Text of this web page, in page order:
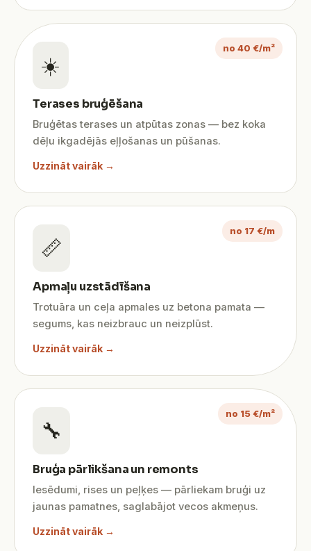
no 40 €/m²
☀️
Terases bruģēšana
Bruģētas terases un atpūtas zonas — bez koka
dēļu ikgadējās eļļošanas un pūšanas.
Uzzināt vairāk →
no 17 €/m
📏
Apmaļu uzstādīšana
Trotuāra un ceļa apmales uz betona pamata —
segums, kas neizbrauc un neizplūst.
Uzzināt vairāk →
no 15 €/m²
🔧
Bruģa pārlikšana un remonts
Iesēdumi, rises un peļķes — pārliekam bruģi uz
jaunas pamatnes, saglabājot vecos akmeņus.
Uzzināt vairāk →